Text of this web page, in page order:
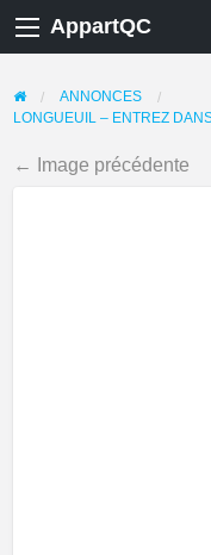
AppartQC
ANNONCES
LONGUEUIL – ENTREZ
← Image précédente